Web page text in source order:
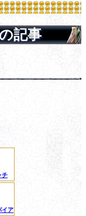
記事
チ
イア